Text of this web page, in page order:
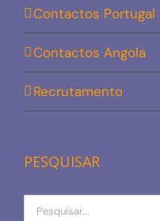
Contactos Portugal
Contactos Angola
Recrutamento
PESQUISAR
Procurar